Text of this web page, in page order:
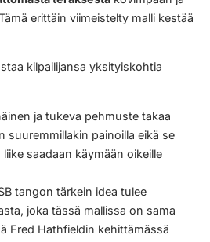
erittäin viimeistelty malli kestää
kilpailijansa yksityiskohtia
ja tukeva pehmuste takaa
suuremmillakin painoilla eikä se
saadaan käymään oikeille
tangon tärkein idea tulee
joka tässä mallissa on sama
Fred Hathfieldin kehittämässä